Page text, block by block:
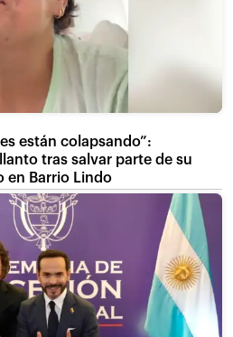
están colapsando”:
tras salvar parte de su
en Barrio Lindo